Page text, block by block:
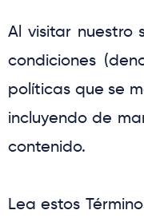
Al visitar nuestro
condiciones
políticas que se
incluyendo de
contenido.
Lea estos